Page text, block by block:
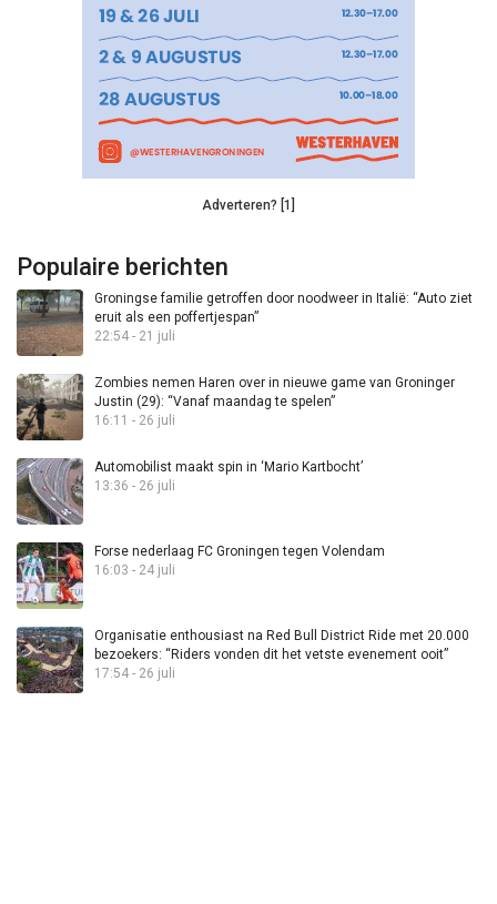
Adverteren? [1]
Populaire berichten
Groningse familie getroffen door noodweer in Italië: “Auto ziet
eruit als een poffertjespan”
22:54 - 21 juli
Zombies nemen Haren over in nieuwe game van Groninger
Justin (29): “Vanaf maandag te spelen”
16:11 - 26 juli
Automobilist maakt spin in ‘Mario Kartbocht’
13:36 - 26 juli
Forse nederlaag FC Groningen tegen Volendam
16:03 - 24 juli
Organisatie enthousiast na Red Bull District Ride met 20.000
bezoekers: “Riders vonden dit het vetste evenement ooit”
17:54 - 26 juli